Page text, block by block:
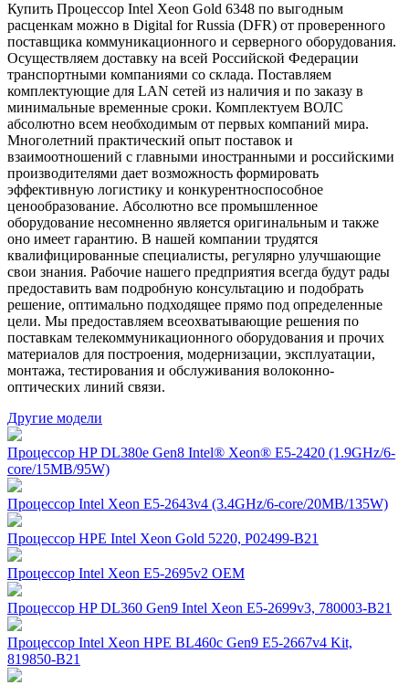
Купить Процессор Intel Xeon Gold 6348 по выгодным
расценкам можно в Digital for Russia (DFR) от проверенного
поставщика коммуникационного и серверного оборудования.
Осуществляем доставку на всей Российской Федерации
транспортными компаниями со склада. Поставляем
комплектующие для LAN сетей из наличия и по заказу в
минимальные временные сроки. Комплектуем ВОЛС
абсолютно всем необходимым от первых компаний мира.
Многолетний практический опыт поставок и
взаимоотношений с главными иностранными и российскими
производителями дает возможность формировать
эффективную логистику и конкурентноспособное
ценообразование. Абсолютно все промышленное
оборудование несомненно является оригинальным и также
оно имеет гарантию. В нашей компании трудятся
квалифицированные специалисты, регулярно улучшающие
свои знания. Рабочие нашего предприятия всегда будут рады
предоставить вам подробную консультацию и подобрать
решение, оптимально подходящее прямо под определенные
цели. Мы предоставляем всеохватывающие решения по
поставкам телекоммуникационного оборудования и прочих
материалов для построения, модернизации, эксплуатации,
монтажа, тестирования и обслуживания волоконно-
оптических линий связи.
Другие модели
Процессор HP DL380e Gen8 Intel® Xeon® E5-2420 (1.9GHz/6-
core/15MB/95W)
Процессор Intel Xeon E5-2643v4 (3.4GHz/6-core/20MB/135W)
Процессор HPE Intel Xeon Gold 5220, P02499-B21
Процессор Intel Xeon E5-2695v2 OEM
Процессор HP DL360 Gen9 Intel Xeon E5-2699v3, 780003-B21
Процессор Intel Xeon HPE BL460c Gen9 E5-2667v4 Kit,
819850-B21